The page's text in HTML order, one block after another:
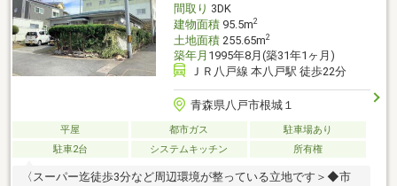
間取り 3DK
建物面積95.5m2
土地面積255.65m2
築年月 1995年8月(築31年1ヶ月)
ＪＲ八戸線 本八戸駅 徒歩22分
青森県八戸市根城１
平屋 都市ガス
駐車場あり
駐車2台
システムキッチン 所有権
〈スーパー迄徒歩3分など周辺環境が整っている立地です＞◆市